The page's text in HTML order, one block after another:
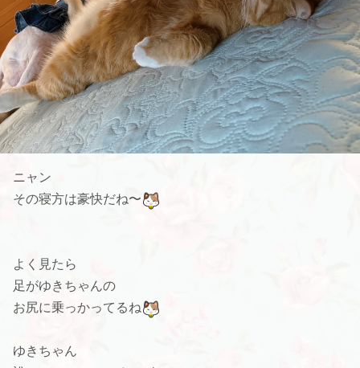
ニャン
その寝方は豪快だね〜
よく見たら
足がゆきちゃんの
お尻に乗っかってるね
ゆきちゃん